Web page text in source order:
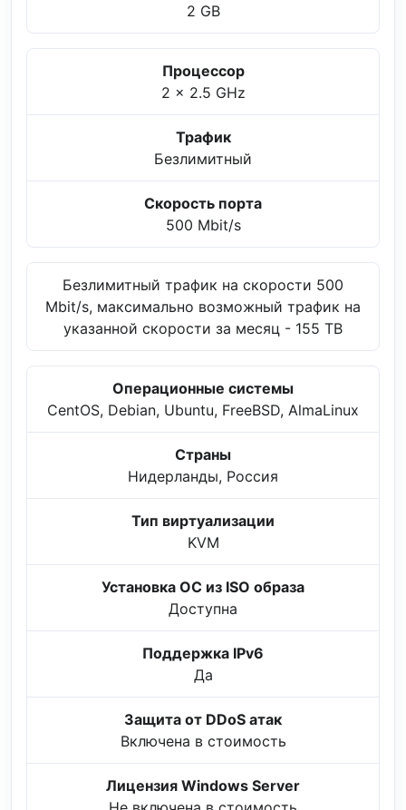
2 GB
Процессор
2 x 2.5 GHz
Трафик
Безлимитный
Скорость порта
500 Mbit/s
Безлимитный трафик на скорости 500
Mbit/s, максимально возможный трафик на
указанной скорости за месяц - 155 TB
Операционные системы
CentOS, Debian, Ubuntu, FreeBSD, AlmaLinux
Страны
Нидерланды, Россия
Тип виртуализации
KVM
Установка ОС из ISO образа
Доступна
Поддержка IPv6
Да
Защита от DDoS атак
Включена в стоимость
Лицензия Windows Server